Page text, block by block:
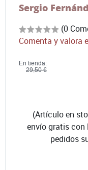
Sergio
(0
Comenta y valora
En tienda:
29,50 €
(Artículo en
envío gratis con
pedidos